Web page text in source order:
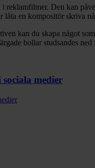
reklamfilmer. Den kan
låta en kompositör skriva
kan du skapa något
bollar studsandes
medier